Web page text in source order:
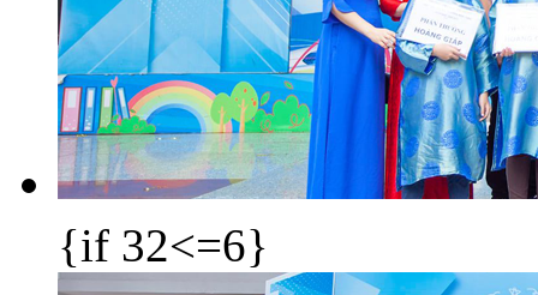
{if 32<=6}